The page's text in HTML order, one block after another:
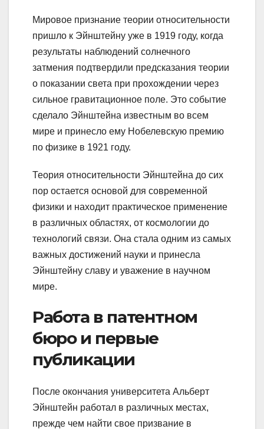
Мировое признание теории относительности
пришло к Эйнштейну уже в 1919 году, когда
результаты наблюдений солнечного
затмения подтвердили предсказания теории
о показании света при прохождении через
сильное гравитационное поле. Это событие
сделало Эйнштейна известным во всем
мире и принесло ему Нобелевскую премию
по физике в 1921 году.
Теория относительности Эйнштейна до сих
пор остается основой для современной
физики и находит практическое применение
в различных областях, от космологии до
технологий связи. Она стала одним из самых
важных достижений науки и принесла
Эйнштейну славу и уважение в научном
мире.
Работа в патентном
бюро и первые
публикации
После окончания университета Альберт
Эйнштейн работал в различных местах,
прежде чем найти свое призвание в